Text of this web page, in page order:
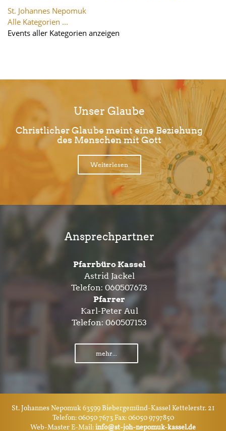
St. Johannes Nepomuk
Alle Kategorien ...
Events aller Kategorien anzeigen
Unser Glaube
Christlicher Glaube meint eine Beziehung
des Menschen mit Gott
Weiterlesen
Ansprechpartner
Pfarrbüro Kassel
Astrid Jackel
Telefon: 060507673
Pfarrer
Karl-Peter Aul
Telefon: 060507153
mehr...
St. Johannes Nepomuk 63599 Biebergemünd-Kassel Kettelerstr. 21
Telefon: 06050 7673 Fax: 06050 9797850
Web-Master E-Mail:info@st-joh-nepomuk-kassel.de